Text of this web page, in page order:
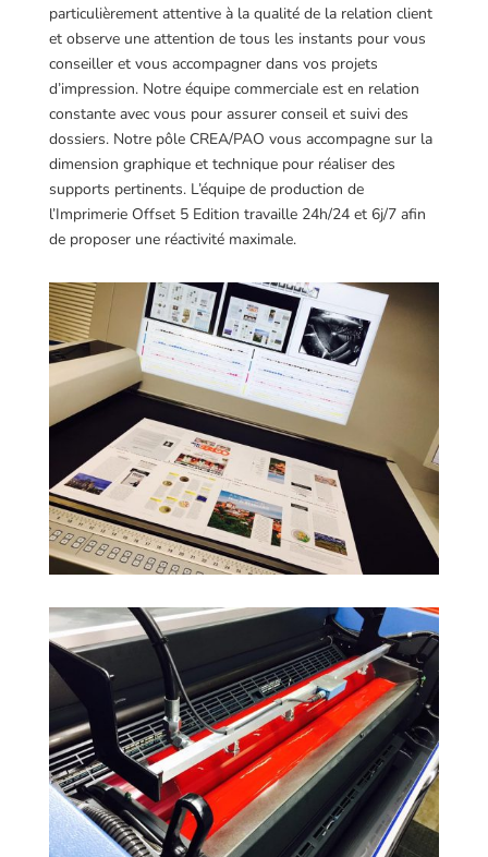
particulièrement attentive à la qualité de la relation client
et observe une attention de tous les instants pour vous
conseiller et vous accompagner dans vos projets
d’impression. Notre équipe commerciale est en relation
constante avec vous pour assurer conseil et suivi des
dossiers. Notre pôle CREA/PAO vous accompagne sur la
dimension graphique et technique pour réaliser des
supports pertinents. L’équipe de production de
l’Imprimerie Offset 5 Edition travaille 24h/24 et 6j/7 afin
de proposer une réactivité maximale.